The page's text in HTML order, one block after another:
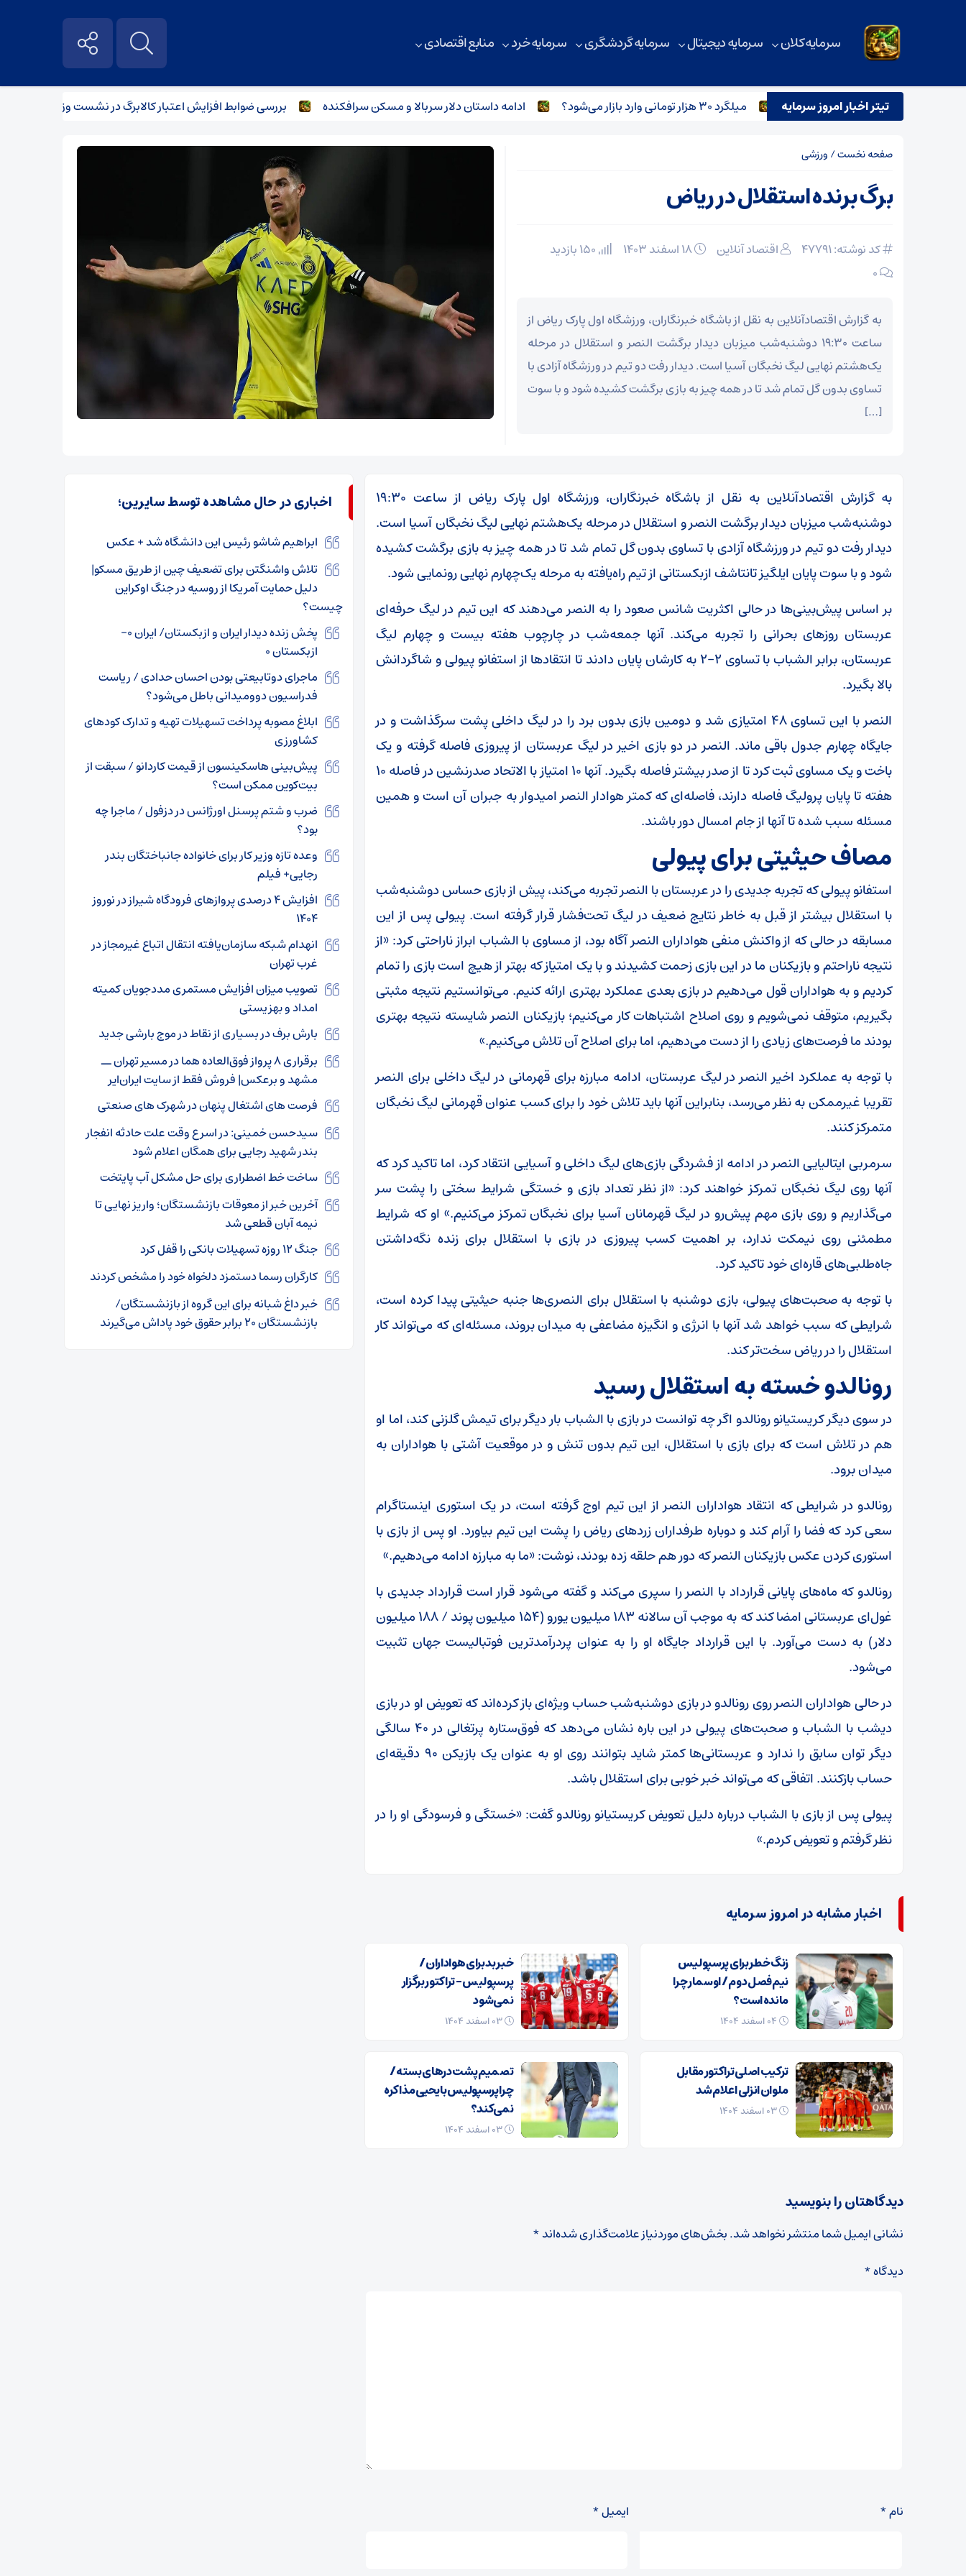
سرمایه کلان سرمایه دیجیتال سرمایه گردشگری سرمایه خرد منابع اقتصادی
تیتر اخبار امروز سرمایه
آهن در روزهای پرتنش خاورمیانه میلگرد ۳۰ هزار تومانی وارد بازار می‌شود؟ ادامه داستان دلار سربالا و مسکن سرافکنده بررسی ضوابط افزایش اعتبار کالابرگ در نشست وزرای اقتصاد و کار
صفحه نخست/ ورزشی
برگ برنده استقلال در ریاض
کد نوشته: 47791 اقتصاد آنلاین
۰
به گزارش اقتصادآنلاین به نقل از باشگاه خبرنگاران، ورزشگاه اول پارک ریاض از
ساعت ۱۹:۳۰ دوشنبه‌شب میزبان دیدار برگشت النصر و استقلال در مرحله
یک‌هشتم نهایی لیگ نخبگان آسیا است. دیدار رفت دو تیم در ورزشگاه آزادی با
تساوی بدون گل تمام شد تا در همه چیز به بازی برگشت کشیده شود و با سوت
[…]
به گزارش اقتصادآنلاین به نقل از باشگاه خبرنگاران، ورزشگاه اول پارک ریاض از ساعت ۱۹:۳۰
دوشنبه‌شب میزبان دیدار برگشت النصر و استقلال در مرحله یک‌هشتم نهایی لیگ نخبگان آسیا است.
دیدار رفت دو تیم در ورزشگاه آزادی با تساوی بدون گل تمام شد تا در همه چیز به بازی برگشت کشیده
شود و با سوت پایان ایلگیز تانتاشف ازبکستانی از تیم راه‌یافته به مرحله یک‎‌چهارم نهایی رونمایی شود.
بر اساس پیش‌بینی‌ها در حالی اکثریت شانس صعود را به النصر می‌دهند که این تیم در لیگ حرفه‌ای
عربستان روز‌های بحرانی را تجربه می‌کند. آنها جمعه‌شب در چارچوب هفته بیست و چهارم لیگ
عربستان، برابر الشباب با تساوی ۲-۲ به کارشان پایان دادند تا انتقاد‌ها از استفانو پیولی و شاگردانش
بالا بگیرد.
النصر با این تساوی ۴۸ امتیازی شد و دومین بازی بدون برد را در لیگ داخلی پشت سرگذاشت و در
جایگاه چهارم جدول باقی ماند. النصر در دو بازی اخیر در لیگ عربستان از پیروزی فاصله گرفته و یک
باخت و یک مساوی ثبت کرد تا از صدر بیشتر فاصله بگیرد. آنها ۱۰ امتیاز با الاتحاد صدرنشین در فاصله ۱۰
هفته تا پایان پرولیگ فاصله دارند، فاصله‌ای که کمتر هوادار النصر امیدوار به جبران آن است و همین
مسئله سبب شده تا آنها از جام امسال دور باشند.
مصاف حیثیتی برای پیولی
استفانو پیولی که تجربه جدیدی را در عربستان با النصر تجربه می‌کند، پیش از بازی حساس دوشنبه‌شب
با استقلال بیشتر از قبل به خاطر نتایج ضعیف در لیگ تحت‌فشار قرار گرفته است. پیولی پس از این
مسابقه در حالی که از واکنش منفی هواداران النصر آگاه بود، از مساوی با الشباب ابراز ناراحتی کرد: «از
نتیجه ناراحتم و بازیکنان ما در این بازی زحمت کشیدند و با یک امتیاز که بهتر از هیچ است بازی را تمام
کردیم و به هواداران قول می‌دهیم در بازی بعدی عملکرد بهتری ارائه کنیم. می‌توانستیم نتیجه مثبتی
بگیریم، متوقف نمی‌شویم و روی اصلاح اشتباهات کار می‌کنیم؛ بازیکنان النصر شایسته نتیجه بهتری
بودند ما فرصت‌های زیادی را از دست می‌دهیم، اما برای اصلاح آن تلاش می‌کنیم.»
با توجه به عملکرد اخیر النصر در لیگ عربستان، ادامه مبارزه برای قهرمانی در لیگ داخلی برای النصر
تقریبا غیرممکن به نظر می‌رسد، بنابراین آنها باید تلاش خود را برای کسب عنوان قهرمانی لیگ نخبگان
متمرکز کنند.
سرمربی ایتالیایی النصر در ادامه از فشردگی بازی‌های لیگ داخلی و آسیایی انتقاد کرد، اما تاکید کرد که
آنها روی لیگ نخبگان تمرکز خواهند کرد: «از نظر تعداد بازی و خستگی شرایط سختی را پشت سر
می‌گذاریم و روی بازی مهم پیش‎‌رو در لیگ قهرمانان آسیا برای نخبگان تمرکز می‌کنیم.» او که شرایط
مطمئنی روی نیمکت ندارد، بر اهمیت کسب پیروزی در بازی با استقلال برای زنده نگه‌داشتن
جاه‌طلبی‌های قاره‌ای خود تاکید کرد.
با توجه به صحبت‌های پیولی، بازی دوشنبه با استقلال برای النصری‌ها جنبه حیثیتی پیدا کرده است،
شرایطی که سبب خواهد شد آنها با انرژی و انگیزه مضاعفی به میدان بروند، مسئله‌ای که می‌تواند کار
استقلال را در ریاض سخت‌تر کند.
رونالدو خسته به استقلال رسید
در سوی دیگر کریستیانو رونالدو اگر چه توانست در بازی با الشباب بار دیگر برای تیمش گلزنی کند، اما او
هم در تلاش است که برای بازی با استقلال، این تیم بدون تنش و در موقعیت آشتی با هواداران به
میدان برود.
رونالدو در شرایطی که انتقاد هواداران النصر از این تیم اوج گرفته است، در یک استوری اینستاگرام
سعی کرد که فضا را آرام کند و دوباره طرفداران زرد‌های ریاض را پشت این تیم بیاورد. او پس از بازی با
استوری کردن عکس بازیکنان النصر که دور هم حلقه زده بودند، نوشت: «ما به مبارزه ادامه می‌دهیم.»
رونالدو که ماه‌های پایانی قرارداد با النصر را سپری می‌کند و گفته می‌شود قرار است قرارداد جدیدی با
غول‌ای عربستانی امضا کند که به موجب آن سالانه ۱۸۳ میلیون یورو (۱۵۴ میلیون پوند / ۱۸۸ میلیون
دلار) به دست می‌آورد. با این قرارداد جایگاه او را به عنوان پردرآمدترین فوتبالیست جهان تثبیت
می‌شود.
در حالی هواداران النصر روی رونالدو در بازی دوشنبه‌شب حساب ویژه‌ای باز کرده‌اند که تعویض او در بازی
دیشب با الشباب و صحبت‎‌های پیولی در این باره نشان می‌دهد که فوق‌ستاره پرتغالی در ۴۰ سالگی
دیگر توان سابق را ندارد و عربستانی‎‌ها کمتر شاید بتوانند روی او به عنوان یک بازیکن ۹۰ دقیقه‌ای
حساب بازکنند. اتفاقی که می‌تواند خبر خوبی برای استقلال باشد.
پیولی پس از بازی با الشباب درباره دلیل تعویض کریستیانو رونالدو گفت: «خستگی و فرسودگی او را در
نظر گرفتم و تعویض کردم.»
اخبار مشابه در امروز سرمایه
زنگ خطر برای پرسپولیس
نیم‌فصل دوم / اوسمار چرا
مانده است؟
خبر بد برای هواداران /
پرسپولیس – تراکتور برگزار
نمی‌شود
۰۳ اسفند ۱۴۰۴
ترکیب اصلی تراکتور مقابل
ملوان انزلی اعلام شد
تصمیم پشت در‌های بسته /
چرا پرسپولیس با یحیی مذاکره
نمی‌کند؟
۰۳ اسفند ۱۴۰۴
دیدگاهتان را بنویسید
نشانی ایمیل شما منتشر نخواهد شد.بخش‌های موردنیاز علامت‌گذاری شده‌اند*
دیدگاه*
نام* ایمیل*
اخباری در حال مشاهده توسط سایرین؛
ابراهیم شاشو رئیس این دانشگاه شد + عکس
تلاش واشنگتن برای تضعیف چین از طریق مسکو|
دلیل حمایت آمریکا از روسیه در جنگ اوکراین
چیست؟
پخش زنده دیدار ایران و ازبکستان/ ایران ۰-
ازبکستان ۰
ماجرای دوتابیعتی بودن احسان حدادی / ریاست
فدراسیون دوومیدانی باطل می‌شود؟
ابلاغ مصوبه پرداخت تسهیلات تهیه و تدارک کودهای
کشاورزی
پیش‌بینی هاسکینسون از قیمت کاردانو / سبقت از
بیت‌کوین ممکن است؟
ضرب و شتم پرسنل اورژانس در دزفول / ماجرا چه
بود؟
وعده تازه وزیر کار برای خانواده جانباختگان بندر
رجایی+ فیلم
افزایش ۴ درصدی پروازهای فرودگاه شیراز در نوروز
۱۴۰۴
انهدام شبکه سازمان‌یافته انتقال اتباع غیرمجاز در
غرب تهران
تصویب میزان افزایش مستمری مددجویان کمیته
امداد و بهزیستی
بارش برف در بسیاری از نقاط در موج بارشی جدید
برقراری ۸ پرواز فوق‌العاده هما در مسیر تهران ــ
مشهد و برعکس| فروش فقط از سایت ایران‌ایر
فرصت های اشتغال پنهان در شهرک های صنعتی
سیدحسن خمینی: در اسرع وقت علت حادثه انفجار
بندر شهید رجایی برای همگان اعلام شود
ساخت خط اضطراری برای حل مشکل آب پایتخت
آخرین خبر از معوقات بازنشستگان؛ واریز نهایی تا
نیمه آبان قطعی شد
جنگ ۱۲ روزه تسهیلات بانکی را قفل کرد
کارگران رسما دستمزد دلخواه خود را مشخص کردند
خبر داغ شبانه برای این گروه از بازنشستگان/
بازنشستگان ۲۰ برابر حقوق خود پاداش می‌گیرند